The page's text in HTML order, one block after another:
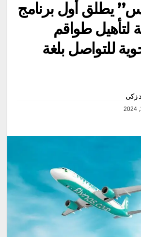
يطلق أول برنامج
لتأهيل طواقم
للتواصل بلغة
زكى